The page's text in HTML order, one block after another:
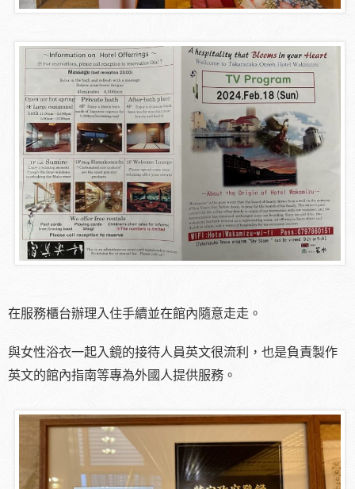
在服務櫃台辦理入住手續並在館內隨意走走。
與女性浴衣一起入鏡的接待人員英文很流利，也是負責製作
英文的館內指南等專為外國人提供服務。